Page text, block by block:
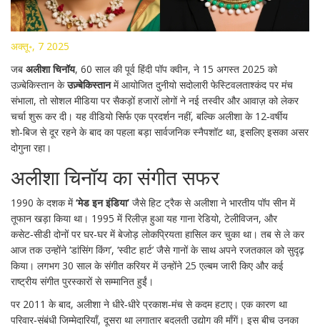
अक्तू॰, 7 2025
जब अलीशा चिनॉय, 60 साल की पूर्व हिंदी पॉप क्वीन, ने 15 अगस्त 2025 को
उज़्बेकिस्तान केउज़्बेकिस्तानमें आयोजित दुनीयो सदोलारी फेस्टिवलताश्कंद पर मंच
संभाला, तो सोशल मीडिया पर सैकड़ों हजारों लोगों ने नई तस्वीर और आवाज़ को लेकर
चर्चा शुरू कर दी। यह वीडियो सिर्फ एक प्रदर्शन नहीं, बल्कि अलीशा के 12‑वर्षीय
शो‑बिज से दूर रहने के बाद का पहला बड़ा सार्वजनिक स्नैपशॉट था, इसलिए इसका असर
दोगुना रहा।
अलीशा चिनॉय का संगीत सफर
1990 के दशक में‘मेड इन इंडिया’ जैसे हिट ट्रैक से अलीशा ने भारतीय पॉप सीन में
तूफान खड़ा किया था। 1995 में रिलीज़ हुआ यह गाना रेडियो, टेलीविजन, और
कसेट‑सीडी दोनों पर घर‑घर में बेजोड़ लोकप्रियता हासिल कर चुका था। तब से ले कर
आज तक उन्होंने ‘डांसिंग किंग’, ‘स्वीट हार्ट’ जैसे गानों के साथ अपने रजतकाल को सुदृढ़
किया। लगभग 30 साल के संगीत करियर में उन्होंने 25 एल्बम जारी किए और कई
राष्ट्रीय संगीत पुरस्कारों से सम्मानित हुईं।
पर 2011 के बाद, अलीशा ने धीरे‑धीरे प्रकाश‑मंच से कदम हटाए। एक कारण था
परिवार‑संबंधी जिम्मेदारियाँ, दूसरा था लगातार बदलती उद्योग की माँगें। इस बीच उनका